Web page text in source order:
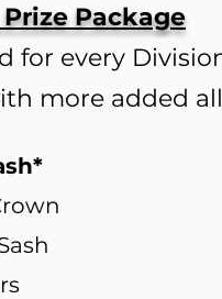
Prize Package
every
more added